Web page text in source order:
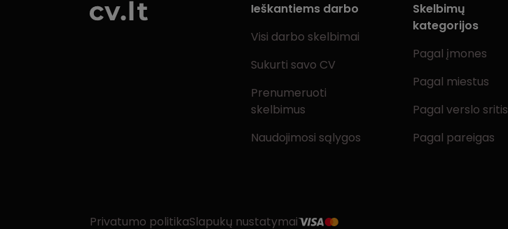
Ieškantiems darbo
Visi darbo skelbimai
Sukurti savo CV
Prenumeruoti
skelbimus
Naudojimosi sąlygos
Skelbimų
kategorijos
Pagal įmones
Pagal miestus
Pagal verslo sritis
Pagal pareigas
Privatumo politikaSlapukų nustatymai